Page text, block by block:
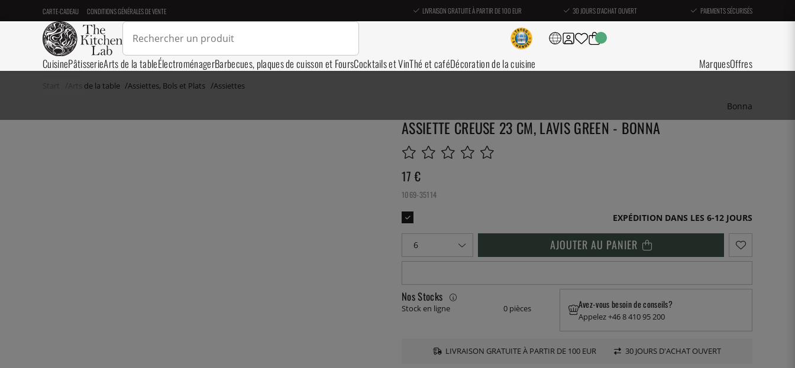
CARTE-CADEAU CONDITIONS GÉNÉRALES DE VENTE LIVRAISON GRATUITE À PARTIR DE 100 EUR 30 JOURS D'ACHAT OUVERT PAIEMENTS SÉCURISÉS
CuisinePâtisserieArts de la tableÉlectroménagerBarbecues, plaques de cuisson et FoursCocktails et VinThé et caféDécoration de la cuisine MarquesOffres
Start Arts de la table Assiettes, Bols et Plats Assiettes
Bonna
ASSIETTE CREUSE 23 CM, LAVIS GREEN - BONNA
17 €
1069-35114
EXPÉDITION DANS LES 6-12 JOURS
AJOUTER AU PANIER
Nos Stocks
Stock en ligne 0 pièces Avez-vous besoin de conseils?
Appelez +46 8 410 95 200
LIVRAISON GRATUITE À PARTIR DE 100 EUR 30 JOURS D'ACHAT OUVERT